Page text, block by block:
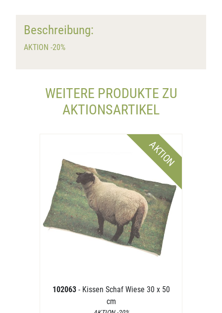
Beschreibung:
AKTION -20%
WEITERE PRODUKTE ZU
AKTIONSARTIKEL
AKTION
102063 - Kissen Schaf Wiese 30 x 50
cm